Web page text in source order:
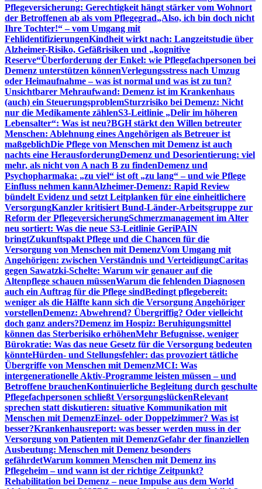
Pflegeversicherung: Gerechtigkeit hängt stärker vom Wohnort
der Betroffenen ab als vom Pflegegrad„Also, ich bin doch nicht
Ihre Tochter!“ – vom Umgang mit
FehlidentifizierungenKindheit wirkt nach: Langzeitstudie über
Alzheimer-Risiko, Gefäßrisiken und „kognitive
Reserve“Überforderung der Enkel: wie Pflegefachpersonen bei
Demenz unterstützen könnenVerlegungsstress nach Umzug
oder Heimaufnahme – was ist normal und was ist zu tun?
Unsichtbarer Mehraufwand: Demenz ist im Krankenhaus
(auch) ein SteuerungsproblemSturzrisiko bei Demenz: Nicht
nur die Medikamente zählenS3-Leitlinie „Delir im höheren
Lebensalter“: Was ist neu?BGH stärkt den Willen betreuter
Menschen: Ablehnung eines Angehörigen als Betreuer ist
maßgeblichDie Pflege von Menschen mit Demenz ist auch
nachts eine HerausforderungDemenz und Desorientierung: viel
mehr, als nicht von A nach B zu findenDemenz und
Psychopharmaka: „zu viel“ ist oft „zu lang“ – und wie Pflege
Einfluss nehmen kannAlzheimer-Demenz: Rapid Review
bündelt Evidenz und setzt Leitplanken für eine einheitlichere
VersorgungKanzler kritisiert Bund-Länder-Arbeitsgruppe zur
Reform der PflegeversicherungSchmerzmanagement im Alter
neu sortiert: Was die neue S3-Leitlinie GeriPAIN
bringtZukunftspakt Pflege und die Chancen für die
Versorgung von Menschen mit DemenzVom Umgang mit
Angehörigen: zwischen Verständnis und VerteidigungCaritas
gegen Sawatzki-Schelte: Warum wir genauer auf die
Altenpflege schauen müssenWarum die fehlenden Diagnosen
auch ein Auftrag für die Pflege sindBedingt pflegebereit:
weniger als die Hälfte kann sich die Versorgung Angehöriger
vorstellenDemenz: Abwehrend? Übergriffig? Oder vielleicht
doch ganz anders?Demenz im Hospiz: Beruhigungsmittel
können das Sterberisiko erhöhenMehr Befugnisse, weniger
Bürokratie: Was das neue Gesetz für die Versorgung bedeuten
könnteHürden- und Stellungsfehler: das provoziert tätliche
Übergriffe von Menschen mit DemenzMCI: Was
intergenerationelle Aktiv-Programme leisten müssen – und
Betroffene brauchenKontinuierliche Begleitung durch geschulte
Pflegefachpersonen schließt VersorgungslückenRelevant
sprechen statt diskutieren: situative Kommunikation mit
Menschen mit DemenzEinzel- oder Doppelzimmer? Was ist
besser?Krankenhausreport: was besser werden muss in der
Versorgung von Patienten mit DemenzGefahr der finanziellen
Ausbeutung: Menschen mit Demenz besonders
gefährdetWarum kommen Menschen mit Demenz ins
Pflegeheim – und wann ist der richtige Zeitpunkt?
Rehabilitation bei Demenz – neue Impulse aus dem World